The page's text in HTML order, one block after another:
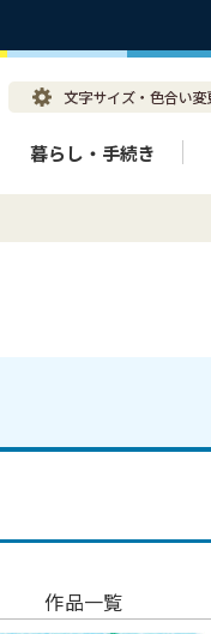
暮らし・手続き
作品一覧